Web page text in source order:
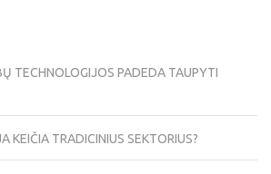
TECHNOLOGIJOS PADEDA TAUPYTI
KEIČIA TRADICINIUS SEKTORIUS?